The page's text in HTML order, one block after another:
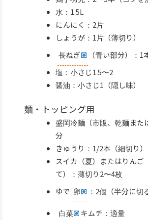
水：1.5L
にんにく：2片
しょうが：1片（薄切り）
長ねぎ
（青い部分）：1
塩：小さじ1.5〜2
醤油：小さじ1（隠し味）
麺・トッピング用
盛岡冷麺（市販、乾麺また
分
きゅうり：1/2本（細切り）
スイカ（夏）またはりんご
て）：薄切り2〜4枚
ゆで 卵 ：2個（半分に切
白菜
キムチ：適量